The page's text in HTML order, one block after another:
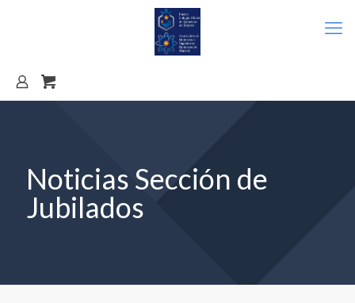
Noticias Sección de
Jubilados